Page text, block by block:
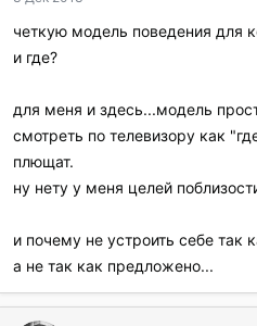
четкую модель поведения для
и где?
для меня и здесь...модель
смотреть по телевизору как
плющат.
ну нету у меня целей
и почему не устроить себе так
а не так как предложено...